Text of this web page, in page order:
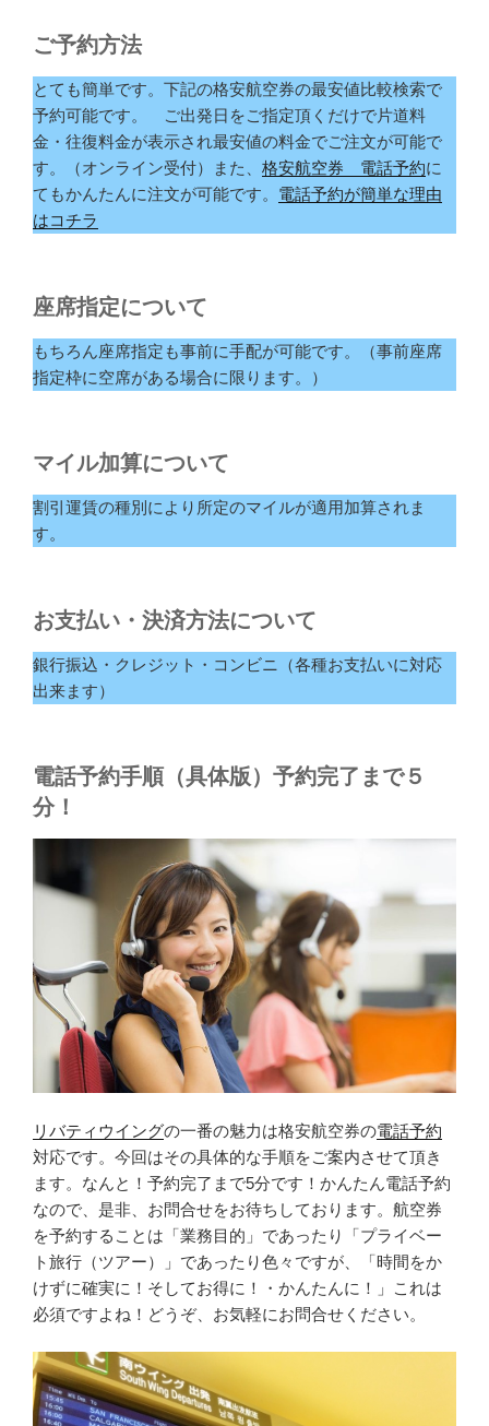
ご予約方法
とても簡単です。下記の格安航空券の最安値比較検索で
予約可能です。 ご出発日をご指定頂くだけで片道料
金・往復料金が表示され最安値の料金でご注文が可能で
す。（オンライン受付）また、 格安航空券 電話予約に
てもかんたんに注文が可能です。 電話予約が簡単な理由
はコチラ
座席指定について
もちろん座席指定も事前に手配が可能です。（事前座席
指定枠に空席がある場合に限ります。）
マイル加算について
割引運賃の種別により所定のマイルが適用加算されま
す。
お支払い・決済方法について
銀行振込・クレジット・コンビニ（各種お支払いに対応
出来ます）
電話予約手順（具体版）予約完了まで５
分！
リバティウイングの一番の魅力は格安航空券の電話予約
対応です。今回はその具体的な手順をご案内させて頂き
ます。なんと！予約完了まで5分です！かんたん電話予約
なので、是非、お問合せをお待ちしております。航空券
を予約することは「業務目的」であったり「プライベー
ト旅行（ツアー）」であったり色々ですが、「時間をか
けずに確実に！そしてお得に！・かんたんに！」これは
必須ですよね！どうぞ、お気軽にお問合せください。